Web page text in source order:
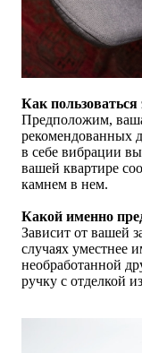
Как
Предположим, ваша
рекомендованных
в себе вибрации
вашей квартире
камнем в нем.
Какой именно
Зависит от вашей
случаях уместнее
необработанной
ручку с отделкой